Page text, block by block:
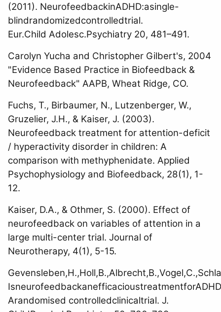
(2011). NeurofeedbackinADHD:asingle-
blindrandomizedcontrolledtrial.
Eur.Child Adolesc.Psychiatry 20, 481–491.
Carolyn Yucha and Christopher Gilbert's, 2004
"Evidence Based Practice in Biofeedback &
Neurofeedback" AAPB, Wheat Ridge, CO.
Fuchs, T., Birbaumer, N., Lutzenberger, W.,
Gruzelier, J.H., & Kaiser, J. (2003).
Neurofeedback treatment for attention-deficit
/ hyperactivity disorder in children: A
comparison with methyphenidate. Applied
Psychophysiology and Biofeedback, 28(1), 1-
12.
Kaiser, D.A., & Othmer, S. (2000). Effect of
neurofeedback on variables of attention in a
large multi-center trial. Journal of
Neurotherapy, 4(1), 5-15.
Arandomised controlledclinicaltrial. J.